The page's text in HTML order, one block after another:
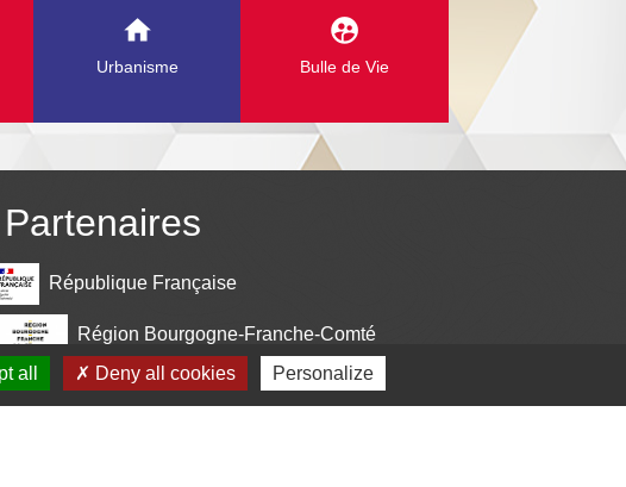
home
Urbanisme
supervised_user_circle
Bulle de Vie
Partenaires
République Française
Région Bourgogne-Franche-Comté
Mâconnais Beaujolais Agglomération
all Deny all cookies Personalize